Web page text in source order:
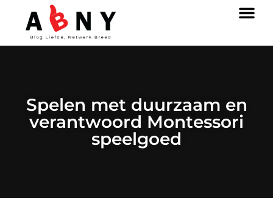
Spelen met duurzaam en
verantwoord Montessori
speelgoed